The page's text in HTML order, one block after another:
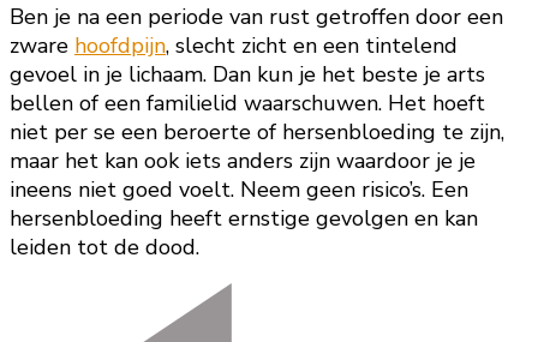
Ben je na een periode van rust getroffen door een
zware hoofdpijn, slecht zicht en een tintelend
gevoel in je lichaam. Dan kun je het beste je arts
bellen of een familielid waarschuwen. Het hoeft
niet per se een beroerte of hersenbloeding te zijn,
maar het kan ook iets anders zijn waardoor je je
ineens niet goed voelt. Neem geen risico’s. Een
hersenbloeding heeft ernstige gevolgen en kan
leiden tot de dood.